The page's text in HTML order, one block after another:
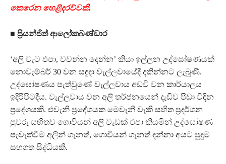
කෙරෙන හෙළිදරව්වකි.
■ ප්‍රියන්ජිත් ආලෝකබණ්ඩාර
‘අලි වැට එපා, වවන්න දෙන්න’ කියා ඉල්ලන උද්ඝෝෂණයක්
නොවැම්බර් 30 වන සඳුදා වැල්ලවායේදී දකින්නට ලැබුණි.
උද්ඝෝෂණය පැත්වුණේ වැල්ලවාය අඩවි වන කාර්යාලය
ඉදිරිපිටදීය. වැල්ලවාය වන අලි තර්ජනයෙන් දැඩිව පීඩා විඳින
ප්‍රදේශයකි. එවැනි ප්‍රදේශයක මෙවැනි වැකි සහිත ප්‍රදර්ශන
පුවරු සහිතව ගොවියන් අලි වැඩක් එපා කියමින් උද්ඝෝෂණ
පැවැත්වීම අලින් ගැනත්, ගොවියන් ගැනත් දන්නා අයට පුදුම
සහගත සිද්ධියකි.